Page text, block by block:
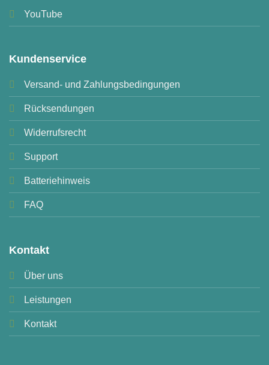
YouTube
Kundenservice
Versand- und Zahlungsbedingungen
Rücksendungen
Widerrufsrecht
Support
Batteriehinweis
FAQ
Kontakt
Über uns
Leistungen
Kontakt